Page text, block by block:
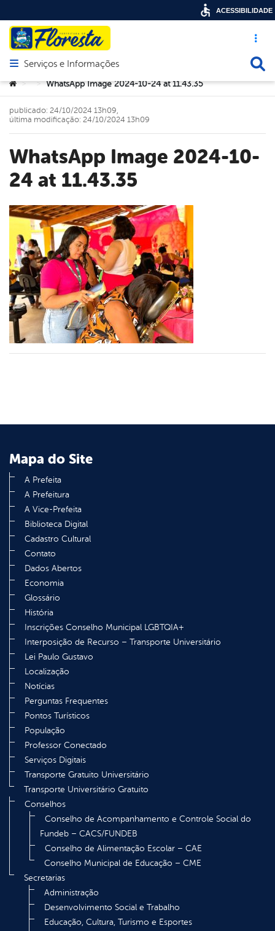
Acesso
Abrir menu principal de navegação
Serviços e Informações
Você está aqui:
> > WhatsApp Image 2024-10-24 at 11.43.35
WhatsApp Image 2024-10-
24 at 11.43.35
publicado: 24/10/2024 13h09,
última modificação: 24/10/2024 13h09
Mapa do Site
A Prefeita
A Prefeitura
A Vice-Prefeita
Biblioteca Digital
Cadastro Cultural
Contato
Dados Abertos
Economia
Glossário
História
Inscrições Conselho Municipal LGBTQIA+
Interposição de Recurso – Transporte Universitário
Lei Paulo Gustavo
Localização
Notícias
Perguntas Frequentes
Pontos Turísticos
População
Professor Conectado
Serviços Digitais
Transporte Gratuito Universitário
Transporte Universitário Gratuito
Conselhos
Conselho de Acompanhamento e Controle Social do
Fundeb – CACS/FUNDEB
Conselho de Alimentação Escolar – CAE
Conselho Municipal de Educação – CME
Secretarias
Administração
Desenvolvimento Social e Trabalho
Educação, Cultura, Turismo e Esportes
ACESSIBILIDADE